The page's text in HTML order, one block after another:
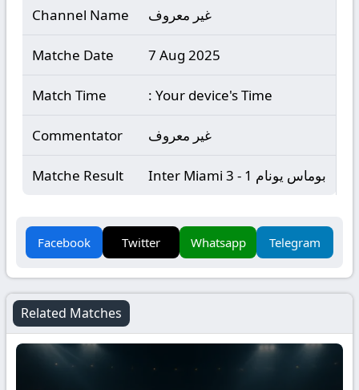
Channel Name غير معروف
Matche Date 7 Aug 2025
Match Time : Your device's Time
Commentator غير معروف
Matche Result Inter Miami 3 - 1 بوماس يونام
Facebook Twitter Whatsapp Telegram
Related Matches